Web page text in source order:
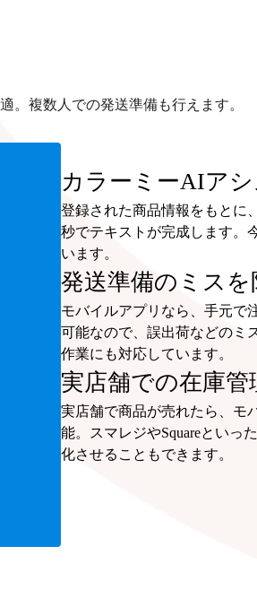
。複数人での発送準備も行えます。
カラーミーAIアシ
登録された商品情報をもとに
秒でテキストが完成します。
います。
発送準備のミスを
モバイルアプリなら、手元で
可能なので、誤出荷などのミ
作業にも対応しています。
実店舗での在庫管
実店舗で商品が売れたら、モ
能。スマレジやSquareといっ
化させることもできます。